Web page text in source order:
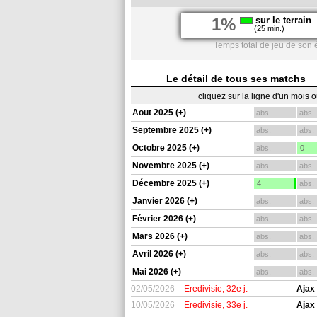
1% sur le terrain
(25 min.)
Temps total de jeu de son
Le détail de tous ses matchs
cliquez sur la ligne d'un mois
Aout 2025 (+)
abs. abs.
Septembre 2025 (+) abs. abs.
Octobre 2025 (+) abs. 0
Novembre 2025 (+) abs. abs.
Décembre 2025 (+) 4 abs.
Janvier 2026 (+) abs. abs.
Février 2026 (+) abs. abs.
Mars 2026 (+) abs. abs.
Avril 2026 (+) abs. abs.
Mai 2026 (+) abs. abs.
02/05/2026 Eredivisie, 32e j. Ajax
10/05/2026
Eredivisie, 33e j. Ajax